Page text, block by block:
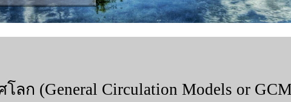
ก (General Circulation Models or